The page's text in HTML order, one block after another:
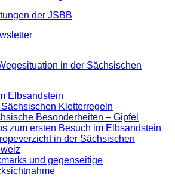
der JSBB
in der Sächsischen
Elbsandstein
Sächsischen Kletterregeln
Besonderheiten – Gipfel
zum ersten Besuch im Elbsandstein
in der Sächsischen
und gegenseitige